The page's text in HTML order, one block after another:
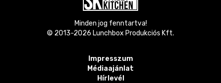
Minden jog fenntartva!
© 2013-2026 Lunchbox Produkciós Kft.
Impresszum
Médiaajánlat
Hírlevél